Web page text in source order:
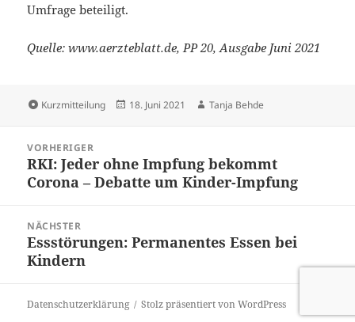
Umfrage beteiligt.
Quelle: www.aerzteblatt.de, PP 20, Ausgabe Juni 2021
Format
Kurzmitteilung
Veröffentlicht
18. Juni 2021 Autor
Tanja Behde
VORHERIGER
Vorheriger
Beitrag:
RKI: Jeder ohne Impfung bekommt
Corona – Debatte um Kinder-Impfung
NÄCHSTER
Nächster
Beitrag:
Essstörungen: Permanentes Essen bei
Kindern
Datenschutzerklärung Stolz präsentiert von WordPress